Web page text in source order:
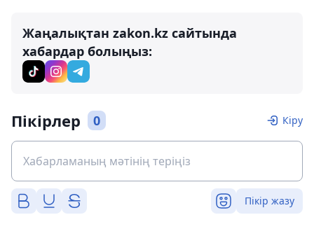
Жаңалықтан zakon.kz сайтында
хабардар болыңыз:
Пікірлер 0 Кіру
Пікір жазу